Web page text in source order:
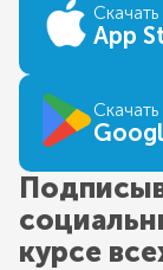
Скачать
App
Скачать
курсе